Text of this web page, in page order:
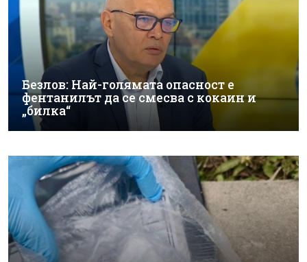
Безлов: Най-голямата опасност е
фентанилът да се смесва с кокаин и
„билка“